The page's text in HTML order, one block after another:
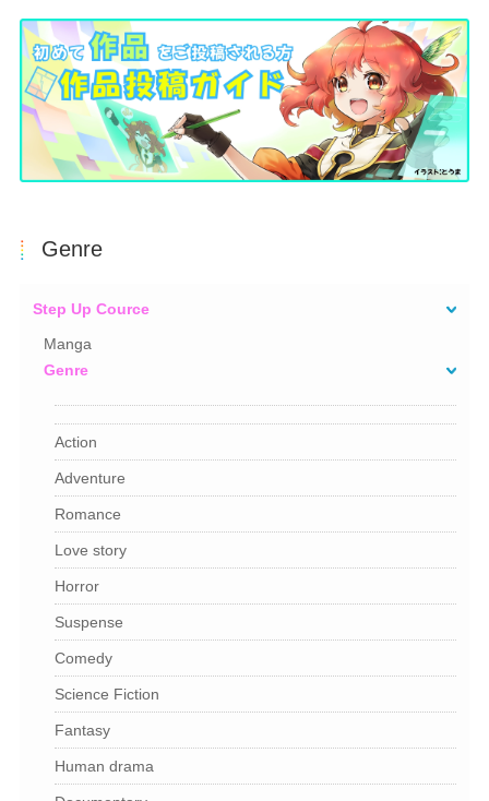
Genre
Step Up Cource
Manga
Genre
Action
Adventure
Romance
Love story
Horror
Suspense
Comedy
Science Fiction
Fantasy
Human drama